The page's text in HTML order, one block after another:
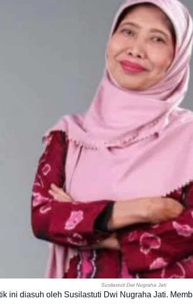
Susilastuti Dwi Nugraha Jati
ini diasuh oleh Susilastuti Dwi Nugraha Jati.